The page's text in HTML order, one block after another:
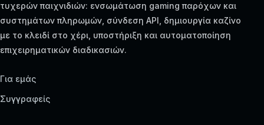
τυχερών παιχνιδιών: ενσωμάτωση gaming παρόχων και
συστημάτων πληρωμών, σύνδεση API, δημιουργία καζίνο
με το κλειδί στο χέρι, υποστήριξη και αυτοματοποίηση
επιχειρηματικών διαδικασιών.
Για εμάς
Συγγραφείς